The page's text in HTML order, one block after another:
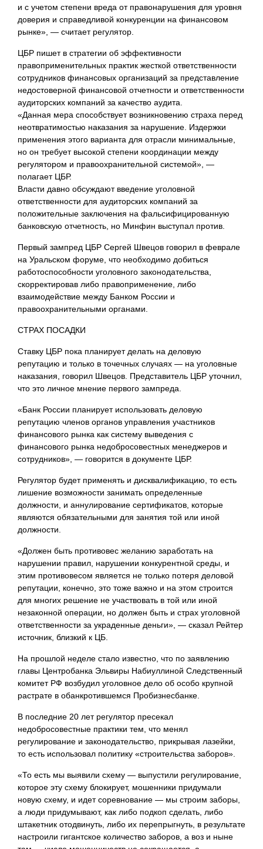
и с учетом степени вреда от правонарушения для уровня
доверия и справедливой конкуренции на финансовом
рынке», — считает регулятор.
ЦБР пишет в стратегии об эффективности
правоприменительных практик жесткой ответственности
сотрудников финансовых организаций за представление
недостоверной финансовой отчетности и ответственности
аудиторских компаний за качество аудита.
«Данная мера способствует возникновению страха перед
неотвратимостью наказания за нарушение. Издержки
применения этого варианта для отрасли минимальные,
но он требует высокой степени координации между
регулятором и правоохранительной системой», —
полагает ЦБР.
Власти давно обсуждают введение уголовной
ответственности для аудиторских компаний за
положительные заключения на фальсифицированную
банковскую отчетность, но Минфин выступал против.
Первый зампред ЦБР Сергей Швецов говорил в феврале
на Уральском форуме, что необходимо добиться
работоспособности уголовного законодательства,
скорректировав либо правоприменение, либо
взаимодействие между Банком России и
правоохранительными органами.
СТРАХ ПОСАДКИ
Ставку ЦБР пока планирует делать на деловую
репутацию и только в точечных случаях — на уголовные
наказания, говорил Швецов. Представитель ЦБР уточнил,
что это личное мнение первого зампреда.
«Банк России планирует использовать деловую
репутацию членов органов управления участников
финансового рынка как систему выведения с
финансового рынка недобросовестных менеджеров и
сотрудников», — говорится в документе ЦБР.
Регулятор будет применять и дисквалификацию, то есть
лишение возможности занимать определенные
должности, и аннулирование сертификатов, которые
являются обязательными для занятия той или иной
должности.
«Должен быть противовес желанию заработать на
нарушении правил, нарушении конкурентной среды, и
этим противовесом является не только потеря деловой
репутации, конечно, это тоже важно и на этом строится
для многих решение не участвовать в той или иной
незаконной операции, но должен быть и страх уголовной
ответственности за украденные деньги», — сказал Рейтер
источник, близкий к ЦБ.
На прошлой неделе стало известно, что по заявлению
главы Центробанка Эльвиры Набиуллиной Следственный
комитет РФ возбудил уголовное дело об особо крупной
растрате в обанкротившемся Пробизнесбанке.
В последние 20 лет регулятор пресекал
недобросовестные практики тем, что менял
регулирование и законодательство, прикрывая лазейки,
то есть использовал политику «строительства заборов».
«То есть мы выявили схему — выпустили регулирование,
которое эту схему блокирует, мошенники придумали
новую схему, и идет соревнование — мы строим заборы,
а люди придумывают, как либо подкоп сделать, либо
штакетник отодвинуть, либо их перепрыгнуть, в результате
настроили гигантское количество заборов, а воз и ныне